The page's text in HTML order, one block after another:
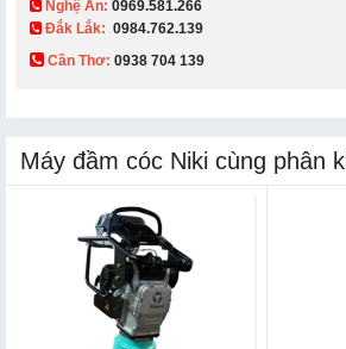
Nghệ An: 0969.581.266
Đắk Lắk: 0984.762.139
Cần Thơ: 0938 704 139​
Máy đầm cóc Niki cùng phân